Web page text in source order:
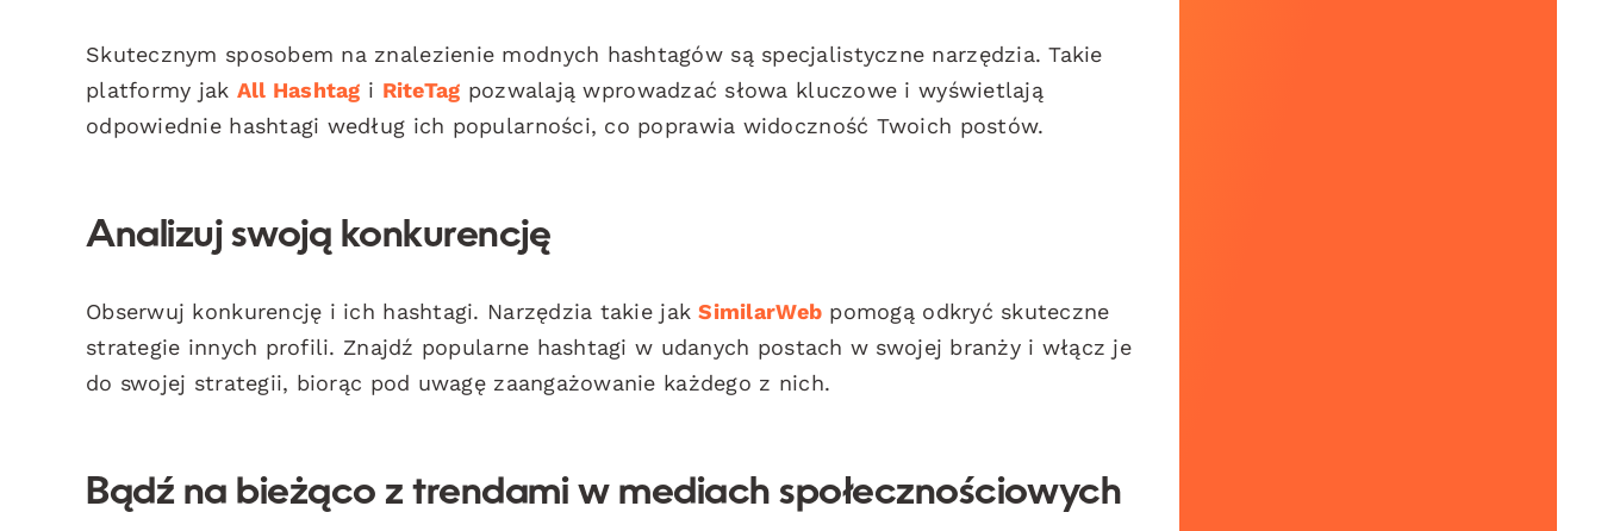
Skutecznym sposobem na znalezienie modnych hashtagów są specjalistyczne narzędzia. Takie
platformy jak All Hashtag i RiteTag pozwalają wprowadzać słowa kluczowe i wyświetlają
odpowiednie hashtagi według ich popularności, co poprawia widoczność Twoich postów.
Analizuj swoją konkurencję
Obserwuj konkurencję i ich hashtagi. Narzędzia takie jakSimilarWeb pomogą odkryć skuteczne
strategie innych profili. Znajdź popularne hashtagi w udanych postach w swojej branży i włącz je
do swojej strategii, biorąc pod uwagę zaangażowanie każdego z nich.
Bądź na bieżąco z trendami w mediach społecznościowych